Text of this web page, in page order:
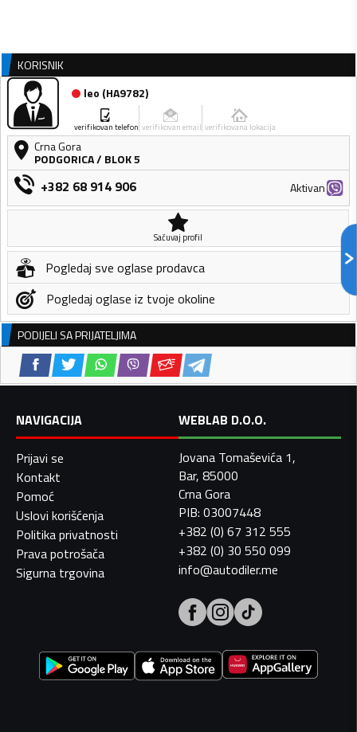
KORISNIK
leo (HA9782)
verifikovan telefon verifikovan email verifikovana lokacija
Crna Gora
PODGORICA/ BLOK 5
+382 68 914 906 Aktivan
Sačuvaj profil
Pogledaj sve oglase prodavca
Pogledaj oglase iz tvoje okoline
PODIJELI SA PRIJATELJIMA
NAVIGACIJA
Prijavi se
Kontakt
Pomoć
Uslovi korišćenja
Politika privatnosti
Prava potrošača
Sigurna trgovina
WEBLAB D.O.O.
Jovana Tomaševića 1,
Bar, 85000
Crna Gora
PIB: 03007448
+382 (0) 67 312 555
+382 (0) 30 550 099
info@autodiler.me